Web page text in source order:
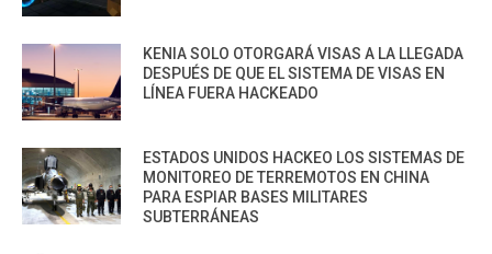
KENIA SOLO OTORGARÁ VISAS A LA LLEGADA
DESPUÉS DE QUE EL SISTEMA DE VISAS EN
LÍNEA FUERA HACKEADO
ESTADOS UNIDOS HACKEO LOS SISTEMAS DE
MONITOREO DE TERREMOTOS EN CHINA
PARA ESPIAR BASES MILITARES
SUBTERRÁNEAS